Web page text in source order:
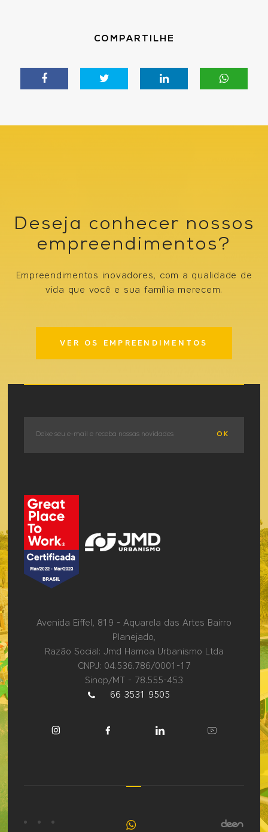
COMPARTILHE
Deseja conhecer nossos
empreendimentos?
Empreendimentos inovadores, com a qualidade de
vida que você e sua família merecem.
VER OS EMPREENDIMENTOS
OK
Avenida Eiffel, 819 - Aquarela das Artes Bairro
Planejado,
Razão Social: Jmd Hamoa Urbanismo Ltda
CNPJ: 04.536.786/0001-17
Sinop/MT - 78.555-453
66 3531 9505